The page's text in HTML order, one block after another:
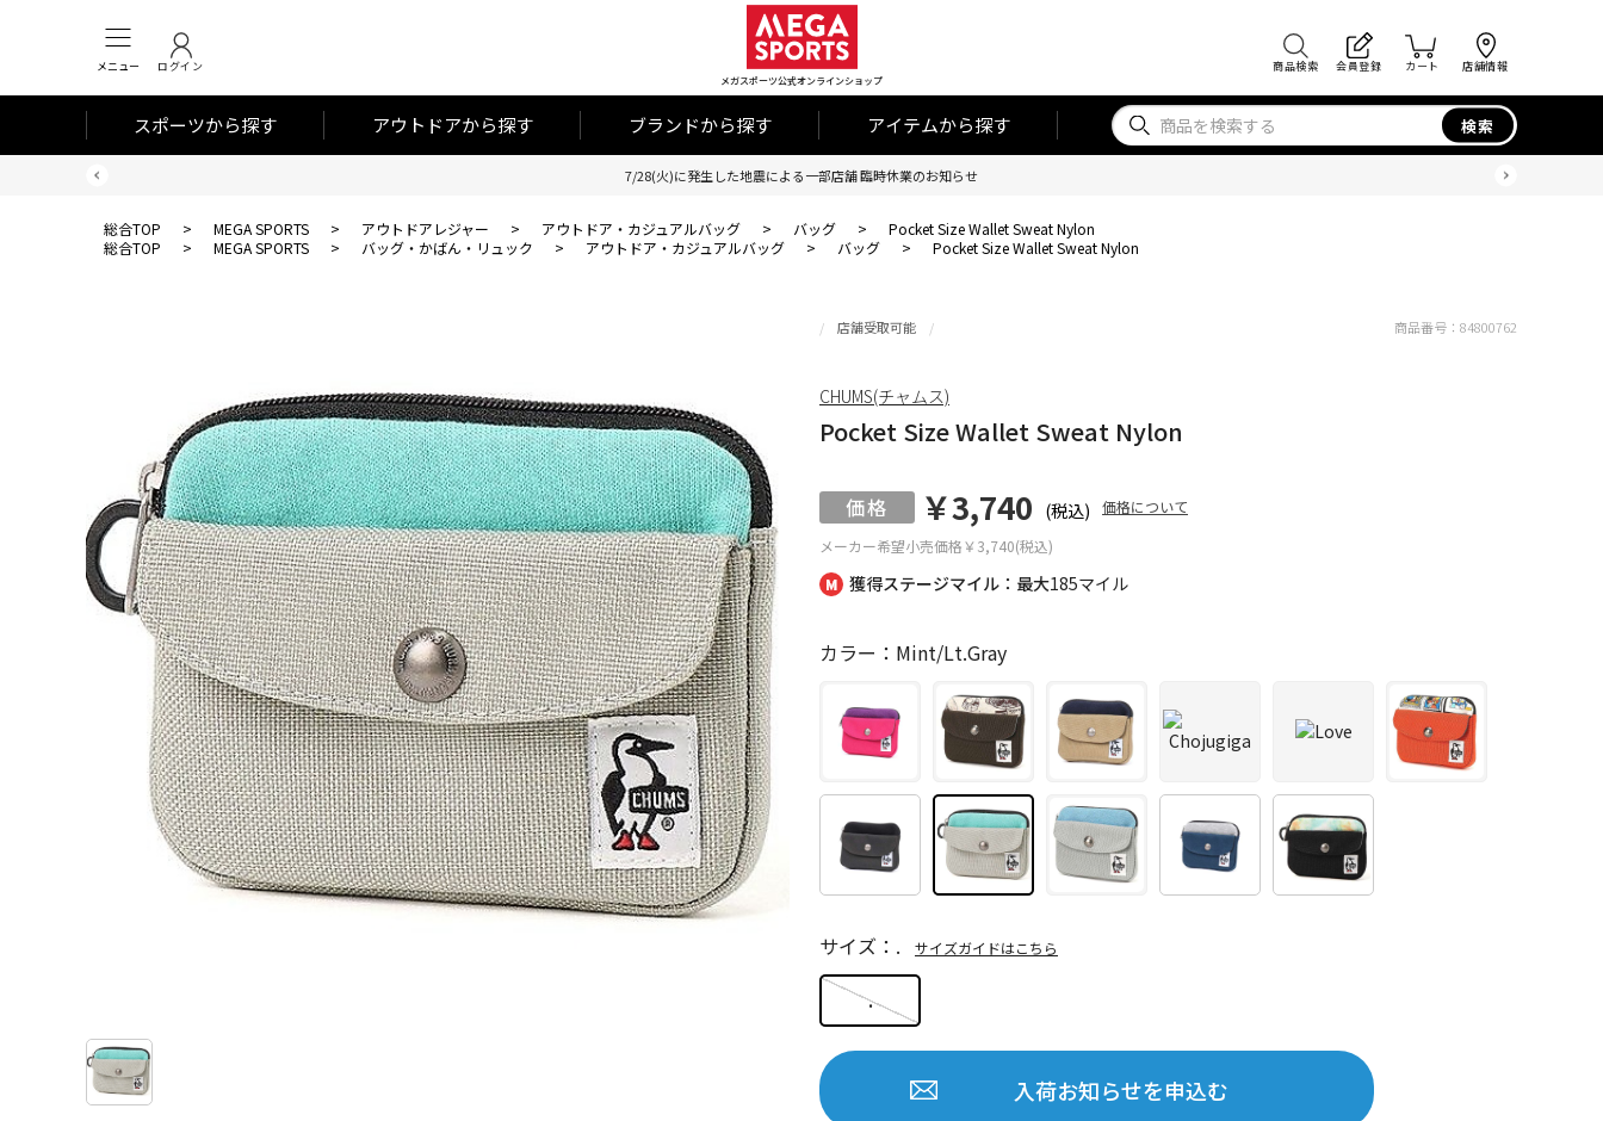
メニュー ログイン
メガスポーツ公式オンラインショップ
商品検索 会員登録 カート 店舗情報
スポーツから探す アウトドアから探す ブランドから探す アイテムから探す 検索
7/28(火)に発生した地震による一部店舗 臨時休業のお知らせ
総合TOP > MEGA SPORTS > アウトドアレジャー > アウトドア・カジュアルバッグ > バッグ >
Pocket Size Wallet Sweat Nylon
総合TOP
> MEGA SPORTS > バッグ・かばん・リュック > アウトドア・カジュアルバッグ > バッグ > Pocket Size Wallet Sweat Nylon
獲得ステージマイル：最大185マイル
店舗受取可能
Pocket Size Wallet Sweat Nylon
メーカー希望小売価格￥3,740(税込)
￥3,740 (税込) 価格について
カラー：Mint/Lt.Gray
.
サイズ：. サイズガイドはこちら
入荷お知らせを申込む
商品番号： 84800762
CHUMS(チャムス)